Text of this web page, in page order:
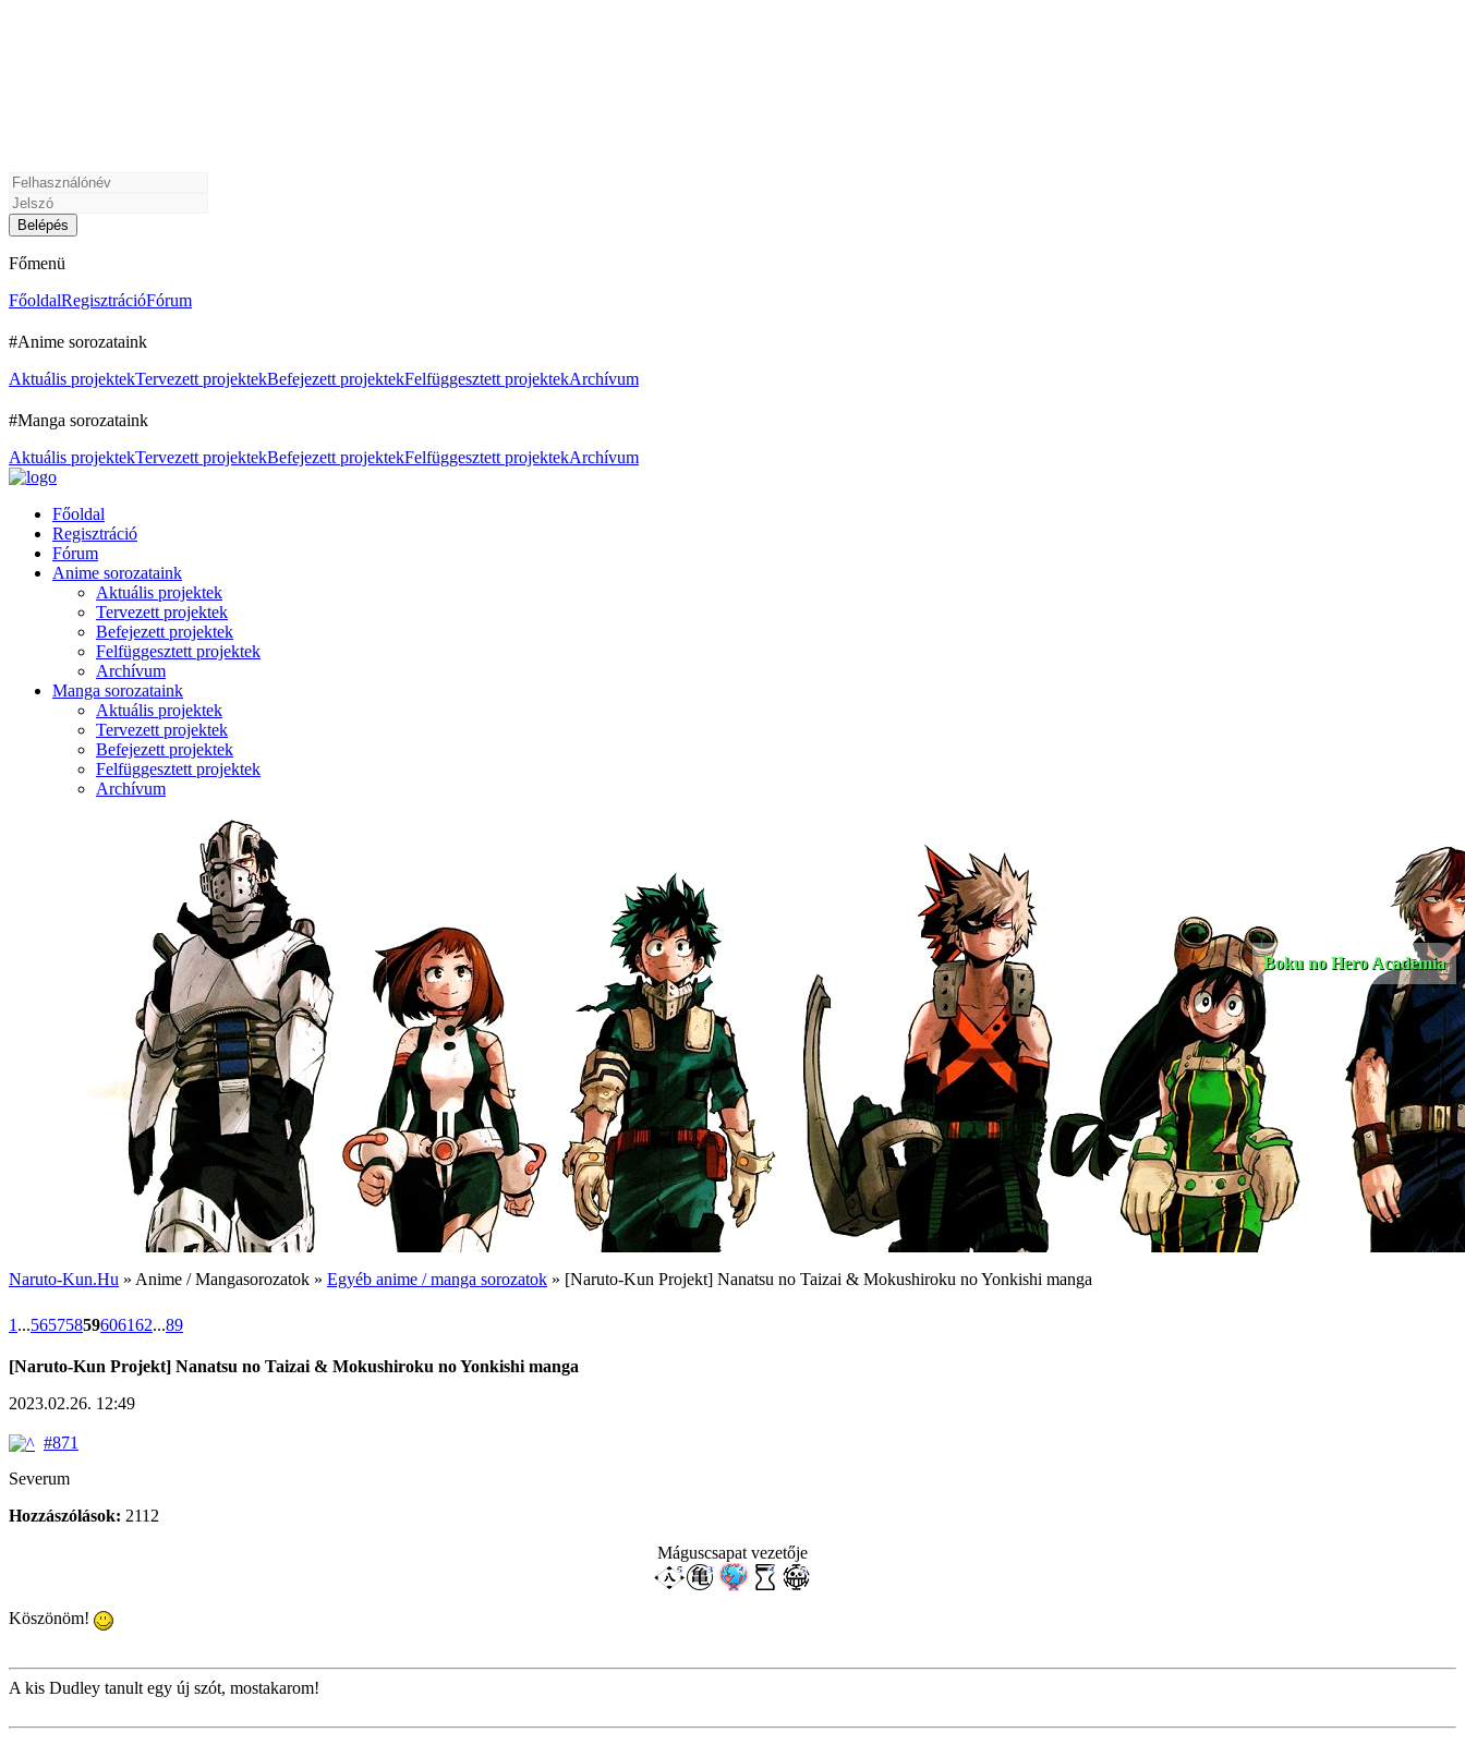
Főmenü
FőoldalRegisztrációFórum
#Anime sorozataink
Aktuális projektekTervezett projektekBefejezett projektekFelfüggesztett projektekArchívum
#Manga sorozataink
Aktuális projektekTervezett projektekBefejezett projektekFelfüggesztett projektekArchívum
Főoldal
Regisztráció
Fórum
Anime sorozataink
Aktuális projektek
Tervezett projektek
Befejezett projektek
Felfüggesztett projektek
Archívum
Manga sorozataink
Aktuális projektek
Tervezett projektek
Befejezett projektek
Felfüggesztett projektek
Archívum
Boku no Hero Academia
Naruto-Kun.Hu » Anime / Mangasorozatok » Egyéb anime / manga sorozatok » [Naruto-Kun Projekt] Nanatsu no Taizai & Mokushiroku no Yonkishi manga
1 ...56575859606162...89
[Naruto-Kun Projekt] Nanatsu no Taizai & Mokushiroku no Yonkishi manga
2023.02.26. 12:49
#871
Severum
Hozzászólások: 2112
Máguscsapat vezetője
Köszönöm!
A kis Dudley tanult egy új szót, mostakarom!